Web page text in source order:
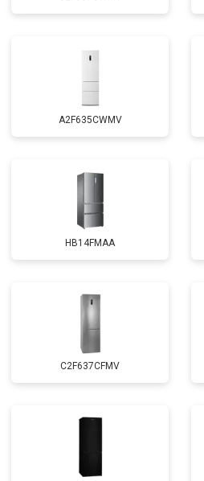
A2F635CWMV
HB14FMAA
C2F637CFMV